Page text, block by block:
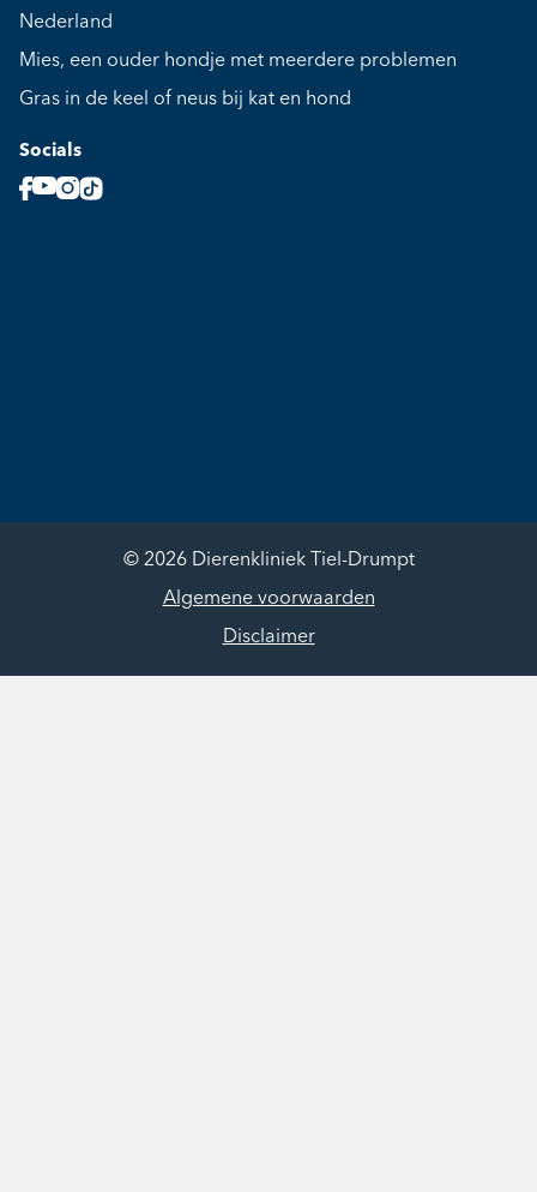
Nederland
Mies, een ouder hondje met meerdere problemen
Gras in de keel of neus bij kat en hond
Socials
© 2026 Dierenkliniek Tiel-Drumpt
Algemene voorwaarden
Disclaimer